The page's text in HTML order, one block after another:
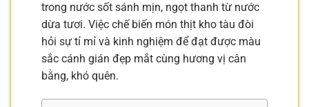
trong nước sốt sánh mịn, ngọt thanh từ nước
dừa tươi. Việc chế biến món thịt kho tàu đòi
hỏi sự tỉ mỉ và kinh nghiệm để đạt được màu
sắc cánh gián đẹp mắt cùng hương vị cân
bằng, khó quên.